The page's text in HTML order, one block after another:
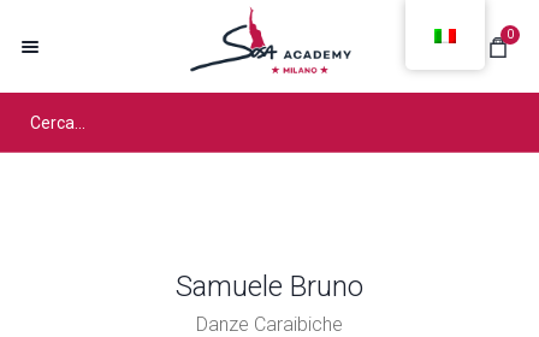
0
Samuele Bruno
Danze Caraibiche